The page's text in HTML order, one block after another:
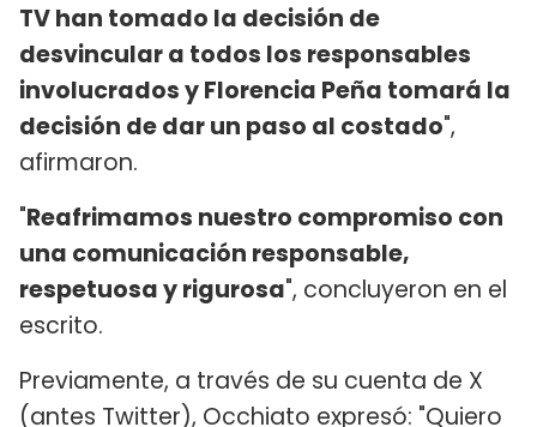
TV han tomado la decisión de
desvincular a todos los responsables
involucrados y Florencia Peña tomará la
decisión de dar un paso al costado",
afirmaron.
"Reafrimamos nuestro compromiso con
una comunicación responsable,
respetuosa y rigurosa", concluyeron en el
escrito.
Previamente, a través de su cuenta de X
(antes Twitter), Occhiato expresó: "Quiero